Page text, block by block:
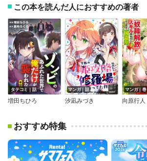
この本を読んだ人におすすめの著者
タテコミ｜話
増田ちひろ
マンガ｜話
汐凪みづき
マンガ｜巻
向原行人
おすすめ特集